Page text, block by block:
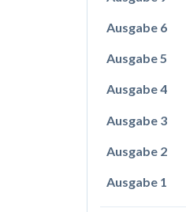
Ausgabe 6
Ausgabe 5
Ausgabe 4
Ausgabe 3
Ausgabe 2
Ausgabe 1